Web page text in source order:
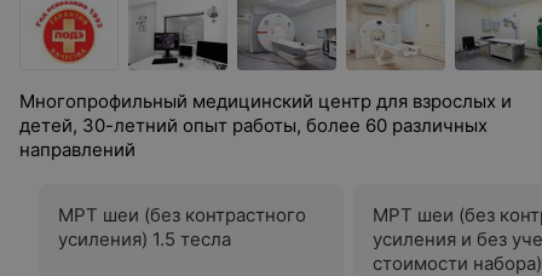
Многопрофильный медицинский центр для взрослых и
детей, 30-летний опыт работы, более 60 различных
направлений
МРТ шеи (без контрастного
усиления) 1.5 тесла
МРТ шеи (без
усиления и без
стоимости